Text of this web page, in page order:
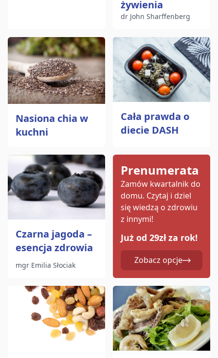
żywienia
dr John Sharffenberg
Nasiona chia w
kuchni
Cała prawda o
diecie DASH
Czarna jagoda –
esencja zdrowia
mgr Emilia Słociak
Prenumerata
Zamów kwartalnik do
domu. Czytaj i dziel
się wiedzą o zdrowiu
z innymi!
Już od 29zł za rok!
Zobacz opcje